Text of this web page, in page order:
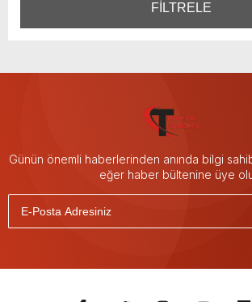
FİLTRELE
Günün önemli haberlerinden anında bilgi
eğer haber bültenine üye